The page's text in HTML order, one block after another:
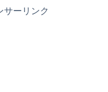
サーリンク